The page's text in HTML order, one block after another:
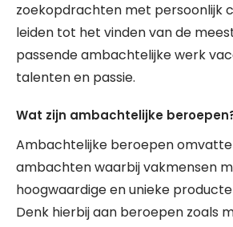
zoekopdrachten met persoonlijk
leiden tot het vinden van de
passende ambachtelijke werk
talenten en passie.
Wat zijn ambachtelijke
Ambachtelijke beroepen
ambachten waarbij vakmensen
hoogwaardige en unieke
Denk hierbij aan beroepen zoals